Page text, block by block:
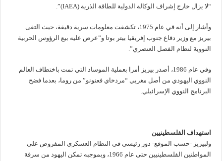
“لا يزال خارج إشراف الوكالة الدولية للطاقة الذرية (IAEA)”.
وأشار إلى أنه في عام 1975، تكشفت معلومات سرية دقيقة، حيث التقى
بيريز مع وزير دفاع جنوب إفريقيا بيتر بوتا و”عرض عليه بيع الرؤوس الحربية
النووية لنظام الفصل العنصري”.
وفي عام 1986، أصدر بيريز أمرا بعملية الموساد التي تمت باختطاف العالم
النووي اليهودي من أصل مغربي “مردخاي فعنونو” من روما، بعدما فضح
البرنامج النووي الإسرائيلي.
استهداف الفلسطينيين
ولبيريز -حسب الموقع- دور رئيسي في النظام العسكري المفروض على
المواطنين الفلسطينيين حتى عام 1966، وبموجبه تمكن اليهود من سرقة